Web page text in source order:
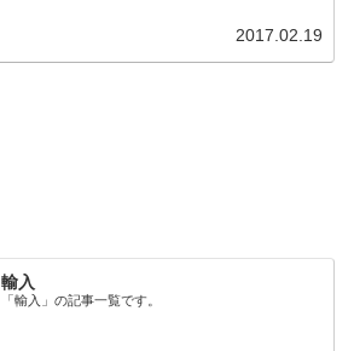
2017.02.19
輸入
「輸入」の記事一覧です。